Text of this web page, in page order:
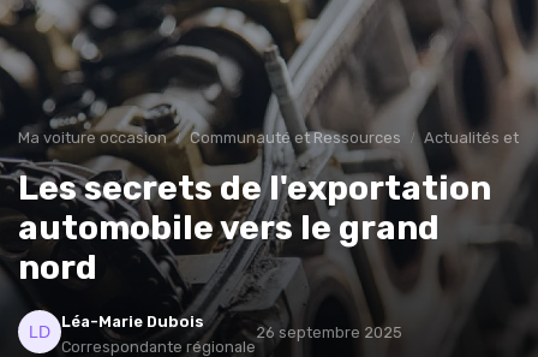
Ma voiture occasion Communauté et Ressources Actualités et
Les secrets de l'exportation
automobile vers le grand
nord
Léa-Marie Dubois
Correspondante régionale
26 septembre 2025